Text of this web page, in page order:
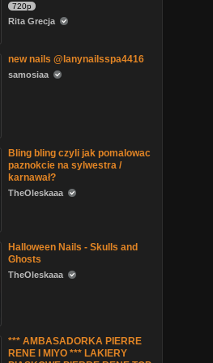
720p
Rita Grecja
new nails @lanynailsspa4416
samosiaa
Bling bling czyli jak pomalowac
paznokcie na sylwestra /
karnawał?
TheOleskaaa
Halloween Nails - Skulls and
Ghosts
TheOleskaaa
*** AMBASADORKA PIERRE
RENE I MIYO *** LAKIERY